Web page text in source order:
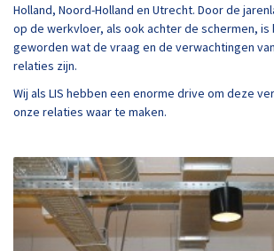
Holland, Noord-Holland en Utrecht. Door de
op de werkvloer, als ook achter de schermen, is
geworden wat de vraag en de verwachtingen
relaties zijn.
Wij als LIS hebben een enorme drive om deze
onze relaties waar te maken.